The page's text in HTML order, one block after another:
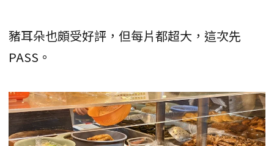
豬耳朵也頗受好評，但每片都超大，這次先
PASS。